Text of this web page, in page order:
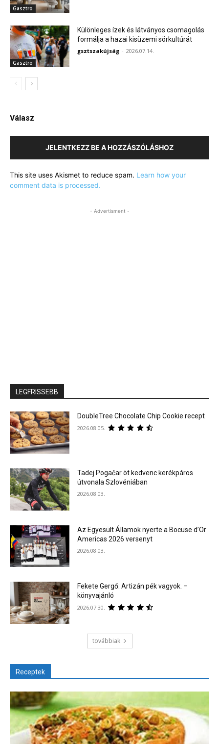
Gasztro
Gasztro
Különleges ízek és látványos csomagolás
formálja a hazai kisüzemi sörkultúrát
gsztszakújság - 2026.07.14.
Válasz
JELENTKEZZ BE A HOZZÁSZÓLÁSHOZ
This site uses Akismet to reduce spam. Learn how your
comment data is processed.
- Advertisment -
LEGFRISSEBB
DoubleTree Chocolate Chip Cookie recept
2026.08.05.
Tadej Pogačar öt kedvenc kerékpáros
útvonala Szlovéniában
2026.08.03.
Az Egyesült Államok nyerte a Bocuse d’Or
Americas 2026 versenyt
2026.08.03.
Fekete Gergő: Artizán pék vagyok. –
könyvajánló
2026.07.30.
továbbiak
Receptek